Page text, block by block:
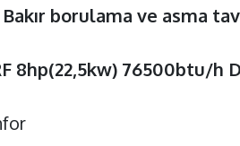
borulama ve asma
8hp(22,5kw) 76500btu/h